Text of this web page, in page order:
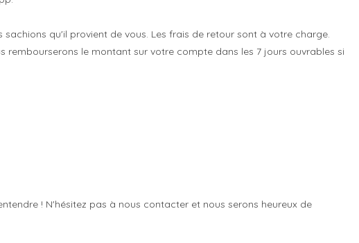
qu'il provient de vous. Les frais de retour sont à votre charge.
rembourserons le montant sur votre compte dans les 7 jours ouvrables si
! N'hésitez pas à nous contacter et nous serons heureux de